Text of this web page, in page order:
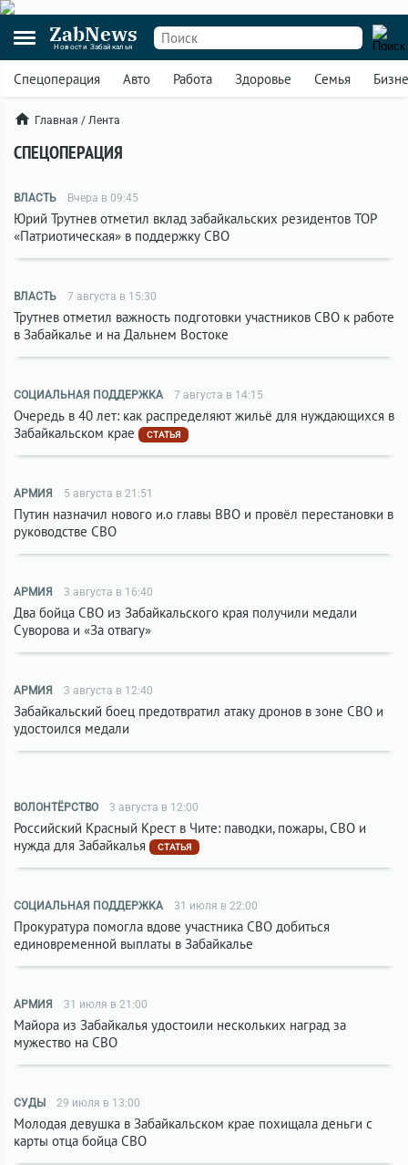
ZabNews
Новости Забайкалья
Спецоперация Авто Работа Здоровье Семья
Главная / Лента
СПЕЦОПЕРАЦИЯ
ВЛАСТЬ Вчера в 09:45
Юрий Трутнев отметил вклад забайкальских резидентов ТОР
«Патриотическая» в поддержку СВО
ВЛАСТЬ 7 августа в 15:30
Трутнев отметил важность подготовки участников СВО к работе
в Забайкалье и на Дальнем Востоке
СОЦИАЛЬНАЯ ПОДДЕРЖКА 7 августа в 14:15
Очередь в 40 лет: как распределяют жильё для нуждающихся в
Забайкальском крае
СТАТЬЯ
АРМИЯ 5 августа в 21:51
Путин назначил нового и.о главы ВВО и провёл перестановки в
руководстве СВО
АРМИЯ 3 августа в 16:40
Два бойца СВО из Забайкальского края получили медали
Суворова и «За отвагу»
АРМИЯ 3 августа в 12:40
Забайкальский боец предотвратил атаку дронов в зоне СВО и
удостоился медали
ВОЛОНТЁРСТВО 3 августа в 12:00
Российский Красный Крест в Чите: паводки, пожары, СВО и
нужда для Забайкалья
СТАТЬЯ
СОЦИАЛЬНАЯ ПОДДЕРЖКА 31 июля в 22:00
Прокуратура помогла вдове участника СВО добиться
единовременной выплаты в Забайкалье
АРМИЯ 31 июля в 21:00
Майора из Забайкалья удостоили нескольких наград за
мужество на СВО
СУДЫ 29 июля в 13:00
Молодая девушка в Забайкальском крае похищала деньги с
карты отца бойца СВО